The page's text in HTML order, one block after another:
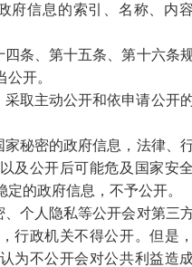
府信息的索引、名称、内
条、第十五条、第十六条
开。
取主动公开和依申请公开
秘密的政府信息，法律、
及公开后可能危及国家安
的政府信息，不予公开。
个人隐私等公开会对第三
行政机关不得公开。但是
为不公开会对公共利益造